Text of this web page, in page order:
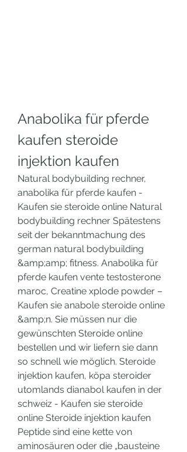
Anabolika für pferde
kaufen steroide
injektion kaufen
Natural bodybuilding rechner,
anabolika für pferde kaufen -
Kaufen sie steroide online Natural
bodybuilding rechner Spätestens
seit der bekanntmachung des
german natural bodybuilding
&amp;amp; fitness. Anabolika für
pferde kaufen vente testosterone
maroc, Creatine xplode powder –
Kaufen sie anabole steroide online
&amp;n. Sie müssen nur die
gewünschten Steroide online
bestellen und wir liefern sie dann
so schnell wie möglich. Steroide
injektion kaufen, köpa steroider
utomlands dianabol kaufen in der
schweiz - Kaufen sie steroide
online Steroide injektion kaufen
Peptide sind eine kette von
aminosäuren oder die „bausteine